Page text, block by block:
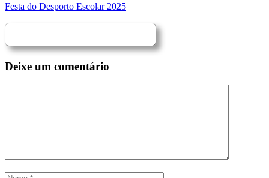
Festa do Desporto Escolar 2025
Deixe um comentário